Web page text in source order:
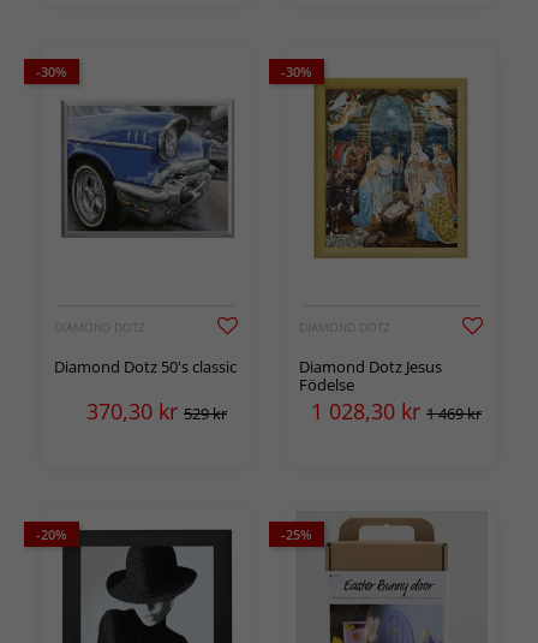
-30%
DIAMOND DOTZ
Diamond Dotz 50's classic
370,30 kr 529 kr
-30%
DIAMOND DOTZ
Diamond Dotz Jesus
Födelse
1 028,30 kr 1 469 kr
-20% -25%